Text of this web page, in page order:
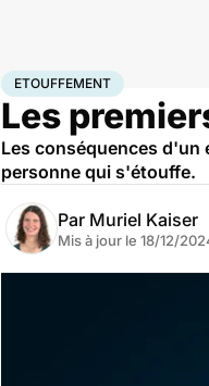
AccueilSantéUrgences
ETOUFFEMENT
Les
Les conséquences d'un
personne qui s'étouffe.
Par Muriel Kaiser
Mis à jour le 18/12/